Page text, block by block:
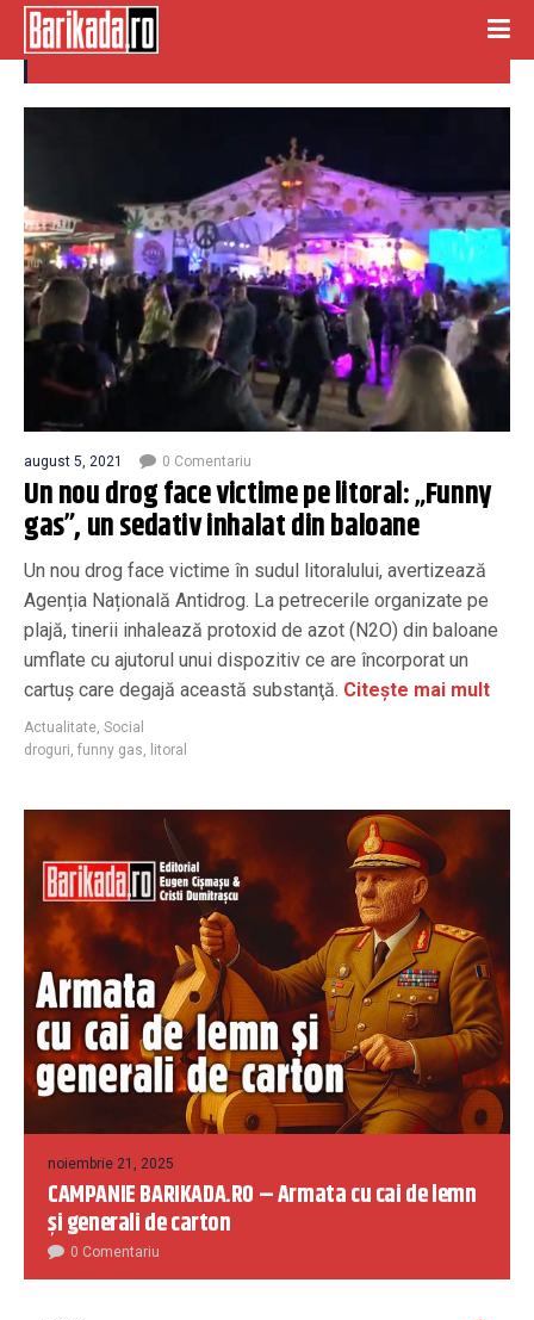
funny gas
august 5, 2021 0 Comentariu
Un nou drog face victime pe litoral: „Funny
gas”, un sedativ inhalat din baloane
Un nou drog face victime în sudul litoralului, avertizează
Agenția Națională Antidrog. La petrecerile organizate pe
plajă, tinerii inhalează protoxid de azot (N2O) din baloane
umflate cu ajutorul unui dispozitiv ce are încorporat un
cartuş care degajă această substanţă. Citește mai mult
Actualitate, Social
droguri, funny gas, litoral
noiembrie 21, 2025
CAMPANIE BARIKADA.RO – Armata cu cai de lemn
și generali de carton
0 Comentariu